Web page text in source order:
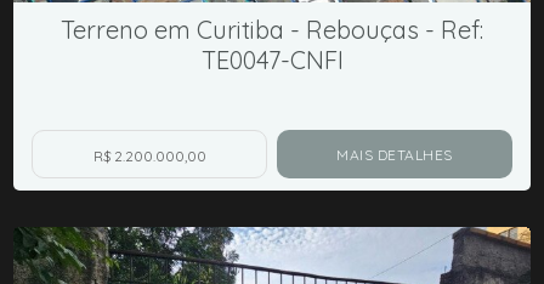
Terreno em Curitiba - Rebouças - Ref:
TE0047-CNFI
R$ 2.200.000,00 MAIS DETALHES